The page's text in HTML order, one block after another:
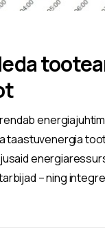
taastuvenergia
– ning